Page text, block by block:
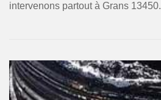
intervenons partout à Grans 13450.